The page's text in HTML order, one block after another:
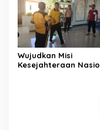
Wujudkan Misi
Kesejahteraan